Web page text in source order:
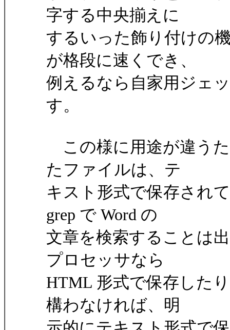
字する中央揃えに
するいった飾り付けの
が格段に速くでき、
例えるなら自家用ジェ
す。
この様に用途が違う
たファイルは、テ
キスト形式で保存され
grep で Word の
文章を検索することは
プロセッサなら
HTML 形式で保存した
構わなければ、明